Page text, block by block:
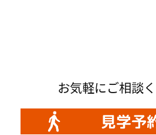
お気軽にご相談く